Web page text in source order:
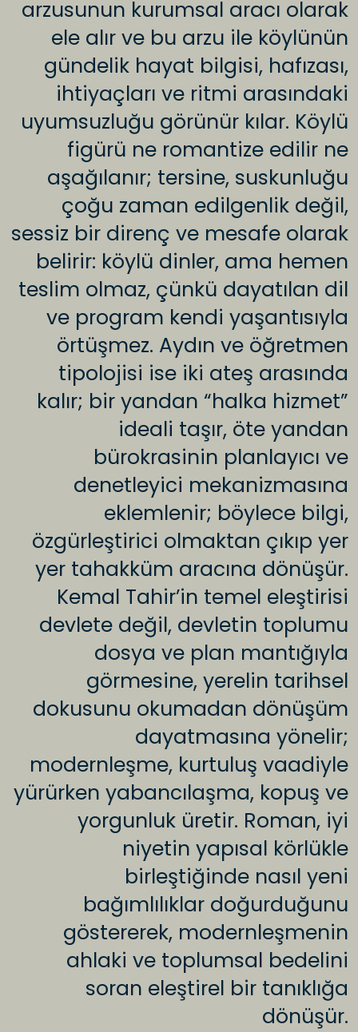
arzusunun kurumsal aracı olarak
ele alır ve bu arzu ile köylünün
gündelik hayat bilgisi, hafızası,
ihtiyaçları ve ritmi arasındaki
uyumsuzluğu görünür kılar. Köylü
figürü ne romantize edilir ne
aşağılanır; tersine, suskunluğu
çoğu zaman edilgenlik değil,
sessiz bir direnç ve mesafe olarak
belirir: köylü dinler, ama hemen
teslim olmaz, çünkü dayatılan dil
ve program kendi yaşantısıyla
örtüşmez. Aydın ve öğretmen
tipolojisi ise iki ateş arasında
kalır; bir yandan “halka hizmet”
ideali taşır, öte yandan
bürokrasinin planlayıcı ve
denetleyici mekanizmasına
eklemlenir; böylece bilgi,
özgürleştirici olmaktan çıkıp yer
yer tahakküm aracına dönüşür.
Kemal Tahir’in temel eleştirisi
devlete değil, devletin toplumu
dosya ve plan mantığıyla
görmesine, yerelin tarihsel
dokusunu okumadan dönüşüm
dayatmasına yönelir;
modernleşme, kurtuluş vaadiyle
yürürken yabancılaşma, kopuş ve
yorgunluk üretir. Roman, iyi
niyetin yapısal körlükle
birleştiğinde nasıl yeni
bağımlılıklar doğurduğunu
göstererek, modernleşmenin
ahlaki ve toplumsal bedelini
soran eleştirel bir tanıklığa
dönüşür.